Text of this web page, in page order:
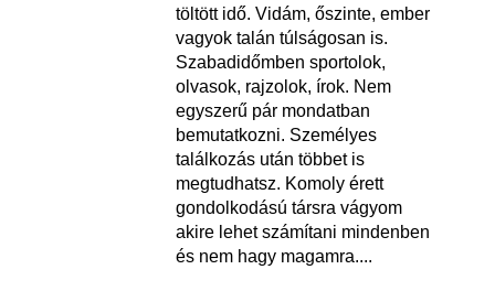
töltött idő. Vidám, őszinte, ember
vagyok talán túlságosan is.
Szabadidőmben sportolok,
olvasok, rajzolok, írok. Nem
egyszerű pár mondatban
bemutatkozni. Személyes
találkozás után többet is
megtudhatsz. Komoly érett
gondolkodású társra vágyom
akire lehet számítani mindenben
és nem hagy magamra....